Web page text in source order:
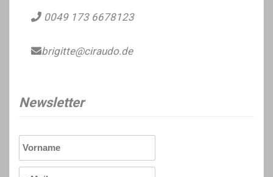
0049 173 6678123
brigitte@ciraudo.de
Newsletter